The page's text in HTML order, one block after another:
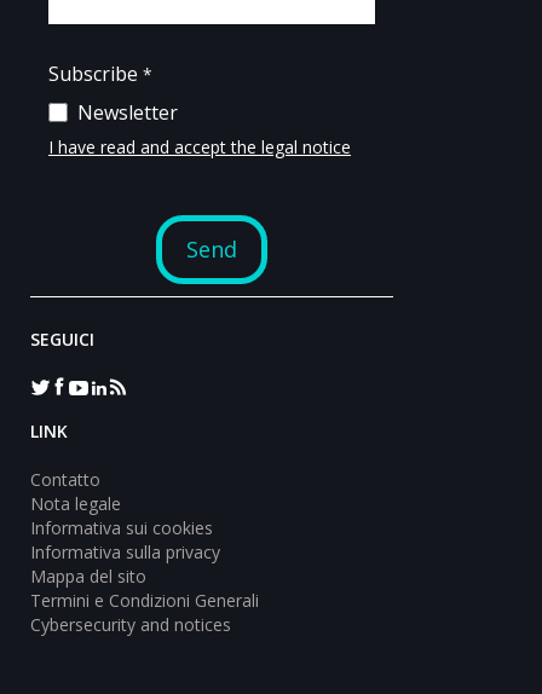
SEGUICI
LINK
Contatto
Nota legale
Informativa sui cookies
Informativa sulla privacy
Mappa del sito
Termini e Condizioni Generali
Cybersecurity and notices